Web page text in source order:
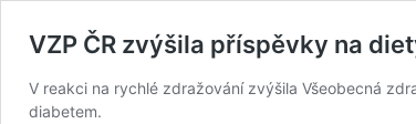
VZP ČR zvýšila příspěvky na
V reakci na rychlé zdražování zvýšila Všeobecná
diabetem.